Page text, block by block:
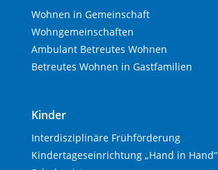
Wohnen in Gemeinschaft
Wohngemeinschaften
Ambulant Betreutes Wohnen
Betreutes Wohnen in Gastfamilien
Kinder
Interdisziplinäre Frühförderung
Kindertageseinrichtung „Hand in Hand“